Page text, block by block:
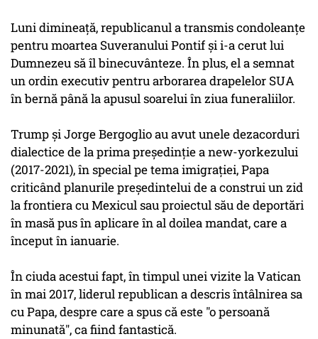
Luni dimineaţă, republicanul a transmis condoleanţe
pentru moartea Suveranului Pontif şi i-a cerut lui
Dumnezeu să îl binecuvânteze. În plus, el a semnat
un ordin executiv pentru arborarea drapelelor SUA
în bernă până la apusul soarelui în ziua funeraliilor.
Trump şi Jorge Bergoglio au avut unele dezacorduri
dialectice de la prima preşedinţie a new-yorkezului
(2017-2021), în special pe tema imigraţiei, Papa
criticând planurile preşedintelui de a construi un zid
la frontiera cu Mexicul sau proiectul său de deportări
în masă pus în aplicare în al doilea mandat, care a
început în ianuarie.
În ciuda acestui fapt, în timpul unei vizite la Vatican
în mai 2017, liderul republican a descris întâlnirea sa
cu Papa, despre care a spus că este "o persoană
minunată", ca fiind fantastică.